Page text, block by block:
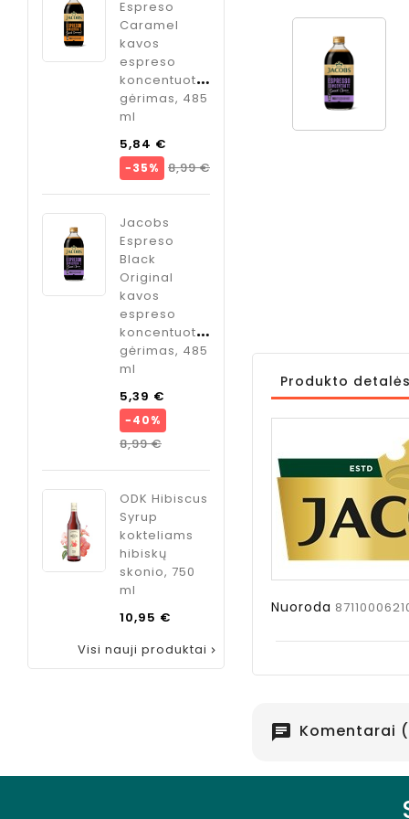
Espreso
Caramel
kavos
espreso
koncentuotas
gėrimas, 485
ml
5,84 €
kaina
−35% 8,99 €Kaina
Jacobs
Espreso
Black
Original
kavos
espreso
koncentuotas
gėrimas, 485
ml
5,39 €
−40%
8,99 €Kaina
ODK Hibiscus
Syrup
kokteliams
hibiskų
skonio, 750
ml
10,95 €
kokteliams
imbiero
skonio, 750
9,95 €Kaina
Visi nauji produktai 
Produkto detalės
Nuoroda
chat Komentarai